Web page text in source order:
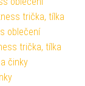
trička, tílka
oblečení
trička, tílka
činky